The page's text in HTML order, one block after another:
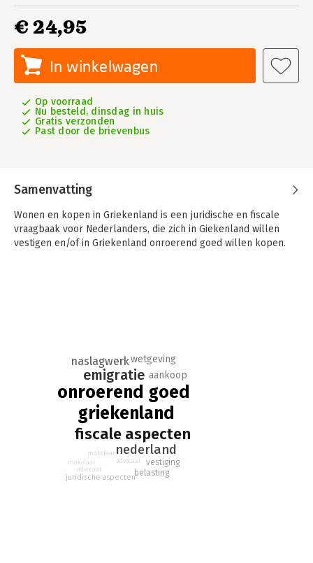
€ 24,95
In winkelwagen
Op voorraad
Nu besteld, dinsdag in huis
Gratis verzonden
Past door de brievenbus
Samenvatting
Wonen en kopen in Griekenland is een juridische en fiscale
vraagbaak voor Nederlanders, die zich in Giekenland willen
vestigen en/of in Griekenland onroerend goed willen kopen.
onroerend goed
griekenland
fiscale aspecten
emigratie
nederland
naslagwerkwetgeving
aankoop
vestiging
belasting
juridische aspecten
advocaat
makelaar
advocaat
makelaar